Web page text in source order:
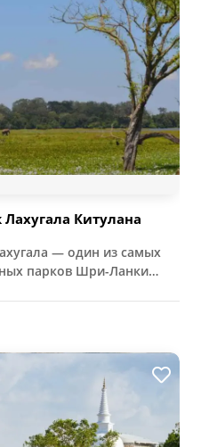
Китулана
— один из самых
парков Шри-Ланки…